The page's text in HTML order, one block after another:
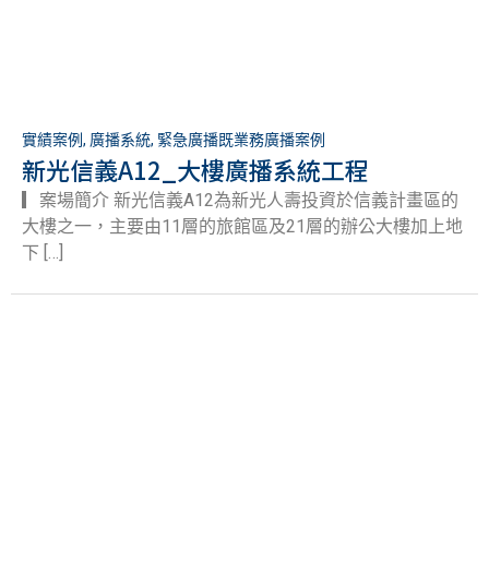
實績案例, 廣播系統, 緊急廣播既業務廣播案例
新光信義A12_大樓廣播系統工程
▎案場簡介 新光信義A12為新光人壽投資於信義計畫區的
大樓之一，主要由11層的旅館區及21層的辦公大樓加上地
下 […]